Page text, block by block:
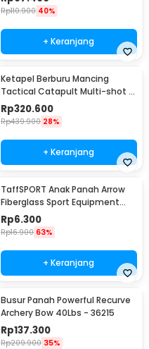
Rp110.900 40%
+ Keranjang
Ketapel Berburu Mancing
Tactical Catapult Multi-shot -
KMSS
Rp320.600
Rp439.900 28%
+ Keranjang
TaffSPORT Anak Panah Arrow
Fiberglass Sport Equipment
Spine 800 1 PCS - JH813
Rp6.300
Rp16.900 63%
+ Keranjang
Busur Panah Powerful Recurve
Archery Bow 40Lbs - 36215
Rp137.300
Rp209.900 35%